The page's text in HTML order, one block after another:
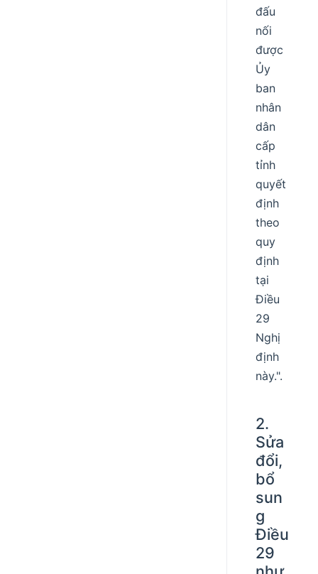
đấu
nối
được
Ủy
ban
nhân
dân
cấp
tỉnh
quyết
định
theo
quy
định
tại
Điều
29
Nghị
định
này.".
2.
Sửa
đổi,
bổ
sun
g
Điều
29